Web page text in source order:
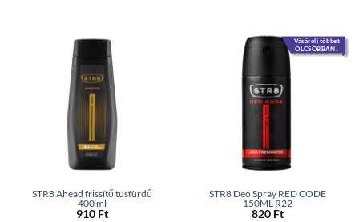
STR8 Ahead frissítő tusfürdő
400 ml
910 Ft
Vásárolj többet
OLCSÓBBAN!
STR8 Deo Spray RED CODE
150ML R22
820 Ft